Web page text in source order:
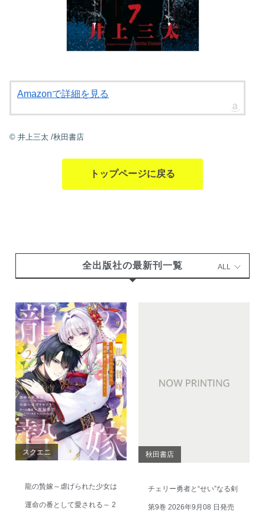
Amazonで詳細を見る
© 井上三太 /秋田書店
トップページに戻る
全出版社の最新刊一覧 ALL
スクエニ
龍の贄嫁～虐げられた少女は
運命の番として愛される～ 2
秋田書店
チェリー勇者と“せい”なる剣
第9巻 2026年9月08 日発売